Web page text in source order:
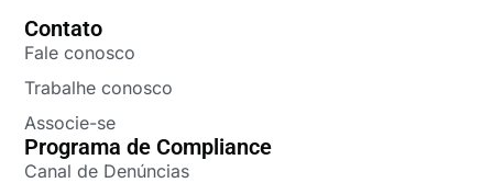
Contato
Fale conosco
Trabalhe conosco
Associe-se
Programa de Compliance
Canal de Denúncias